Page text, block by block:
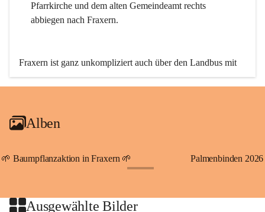
Pfarrkirche und dem alten Gemeindeamt rechts
abbiegen nach Fraxern.
Fraxern ist ganz unkompliziert auch über den Landbus mit
den öffentlichen Verkehrsmitteln zu erreichen. Die Linie
An Samstagen, Sonn- und Feiertagen können Sie bequem
persönlichen Linienbus zur gewünschten Zeit zu Ihrer
Haltestelle bestellen. Sowohl von Weiler kommend nach
beide Fahrten Weiler-Fraxern-Weiler.
Alben
🌱 Baumpflanzaktion in Fraxern 🌱 Palmenbinden 2026
Ausgewählte Bilder